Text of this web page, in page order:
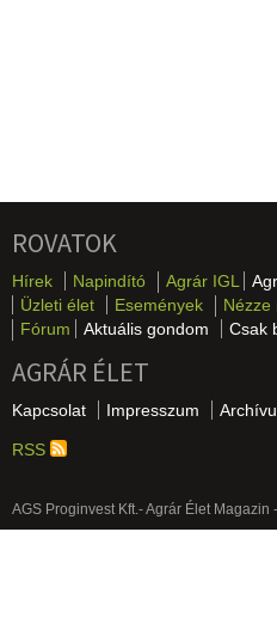
ROVATOK
Hírek Napindító Agrár IGL
Üzleti élet
Események Nézze
Fórum
Aktuális gondom Csak
AGRÁR ÉLET
Kapcsolat Impresszum
RSS
AGS Proginvest Kft.- Agrár Élet